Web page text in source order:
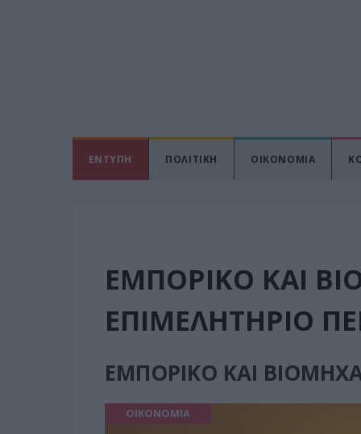
ΕΝΤΥΠΗ ΠΟΛΙΤΙΚΗ ΟΙΚΟΝΟΜΙΑ
ΕΜΠΟΡΙΚΟ ΚΑΙ
ΕΠΙΜΕΛΗΤΗΡΙΟ
ΕΜΠΟΡΙΚΟ ΚΑΙ
ΟΙΚΟΝΟΜΙΑ